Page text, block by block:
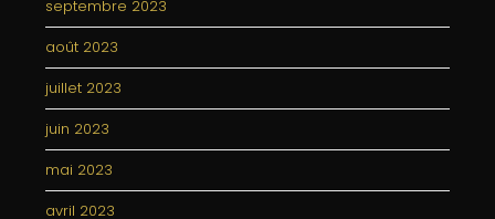
septembre 2023
août 2023
juillet 2023
juin 2023
mai 2023
avril 2023